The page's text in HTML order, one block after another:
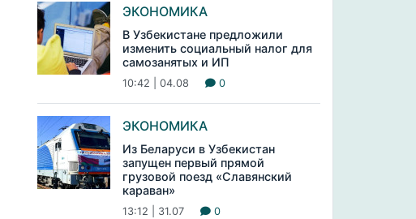
ЭКОНОМИКА
В Узбекистане предложили
изменить социальный налог для
самозанятых и ИП
10:42 | 04.08 0
ЭКОНОМИКА
Из Беларуси в Узбекистан
запущен первый прямой
грузовой поезд «Славянский
караван»
13:12 | 31.07 0